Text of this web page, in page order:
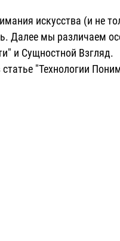
Далее мы различаем
и Сущностной Взгляд.
"Технологии